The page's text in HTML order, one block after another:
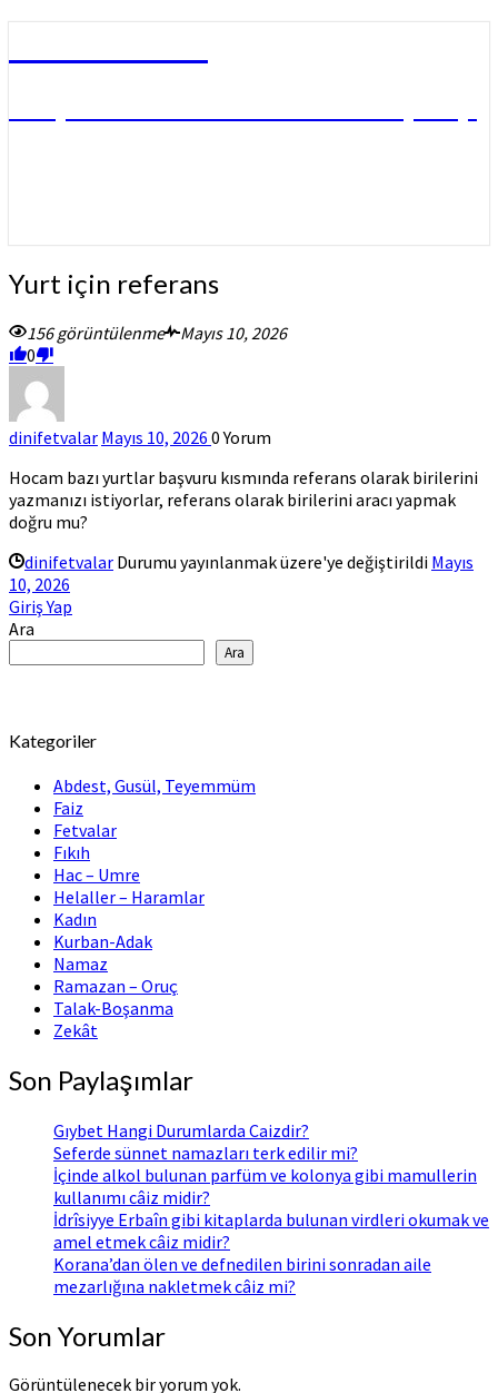
Yurt
için
referans
Yurt için referans
156 görüntülenme
Mayıs 10, 2026
0
dinifetvalar Mayıs 10, 2026 0Yorum
Hocam bazı yurtlar başvuru kısmında referans olarak birilerini
yazmanızı istiyorlar, referans olarak birilerini aracı yapmak
doğru mu?
dinifetvalar Durumu yayınlanmak üzere'ye değiştirildi Mayıs
10, 2026
Giriş Yap
Ara
Ara
Kategoriler
Abdest, Gusül, Teyemmüm
Faiz
Fetvalar
Fıkıh
Hac – Umre
Helaller – Haramlar
Kadın
Kurban-Adak
Namaz
Ramazan – Oruç
Talak-Boşanma
Zekât
Son Paylaşımlar
Gıybet Hangi Durumlarda Caizdir?
Seferde sünnet namazları terk edilir mi?
İçinde alkol bulunan parfüm ve kolonya gibi mamullerin
kullanımı câiz midir?
İdrîsiyye Erbaîn gibi kitaplarda bulunan virdleri okumak ve
amel etmek câiz midir?
Korana’dan ölen ve defnedilen birini sonradan aile
mezarlığına nakletmek câiz mi?
Son Yorumlar
Görüntülenecek bir yorum yok.